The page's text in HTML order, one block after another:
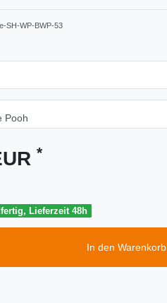
SH-WP-BWP-53
*
Lieferzeit 48h
In den Warenkorb